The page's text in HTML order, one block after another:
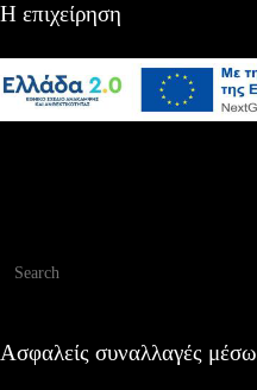
Η επιχείρηση
Ασφαλείς συναλλαγές μέσω